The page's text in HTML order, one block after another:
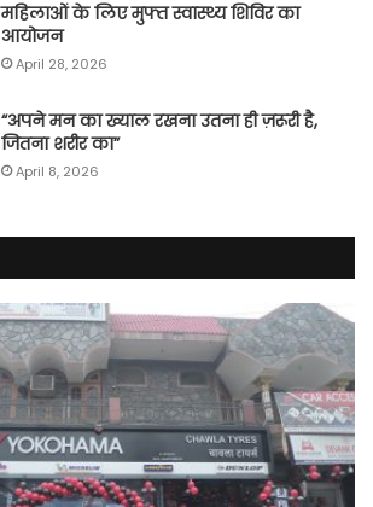
महिलाओं के लिए मुफ्त स्वास्थ्य शिविर का
आयोजन
April 28, 2026
“अपने मन का ख्याल रखना उतना ही ज़रूरी है,
जितना शरीर का”
April 8, 2026